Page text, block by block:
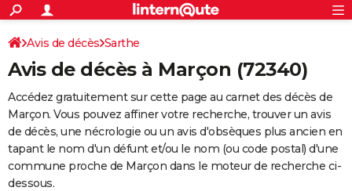
ACTUALITÉS
Politique
Société
Faits Divers
Education
Monde
Villes
+
SPORT
Coupe du monde 2026
Football
Tennis
Cyclisme
Rugby
Forum
Programme TV
TNTStreaming
Cinéma
Sorties cinéma
Musique
+
FINANCE
Retraite
Epargne
Immobilier
Risques naturels par ville
Assurance
AUTO
Essais
Réserver un essai
Citadines
Berlines
SUV
Forum auto
+
HIGH-TECH
Avis de décès Sarthe
Avis de décès à Marçon (72340)
Accédez gratuitement sur cette page au carnet des décès de
Marçon. Vous pouvez affiner votre recherche, trouver un avis
de décès, une nécrologie ou un avis d'obsèques plus ancien en
tapant le nom d'un défunt et/ou le nom (ou code postal) d'une
commune proche de Marçon dans le moteur de recherche ci-
dessous.